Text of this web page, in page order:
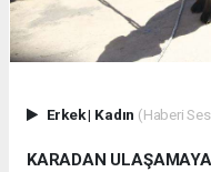
Erkek| Kadın (Haberi
KARADAN